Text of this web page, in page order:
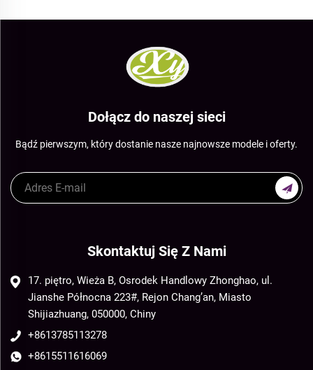
Dołącz do naszej sieci
Bądź pierwszym, który dostanie nasze najnowsze modele i oferty.
Skontaktuj Się Z Nami
17. piętro, Wieża B, Osrodek Handlowy Zhonghao, ul.
Jianshe Północna 223#, Rejon Chang’an, Miasto
Shijiazhuang, 050000, Chiny
+8613785113278
+8615511616069